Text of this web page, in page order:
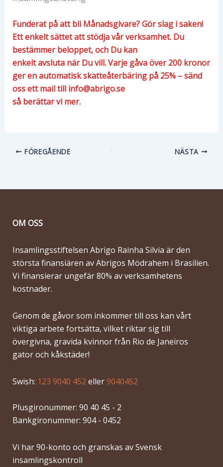
Funderat på att bli Månadsgivare? Gör slag i saken!
Ett enkelt sättet att stödja vår verksamhet. Du
bestämmer beloppet, och Du kan
enkelt avsluta när Du vill. Varje gåva över 200 kronor
ger en automatisk skatteåterbäring på 25% – sänd
oss ett mail till info@abrigo.se
så berättar vi mer.
FÖREGÅENDE NÄSTA
OM OSS
Insamlingsstiftelsen Abrigo Rainha Silvia är den
största finansiären av Abrigos Mödrahem i Brasilien.
Vi finansierar ungefär 80% av verksamhetens
kostnader.
Genom de gåvor som inkommer till oss kan vårt
viktiga arbete fortsätta, vilket riktar sig till
övergivna, gravida kvinnor från Rio de Janeiros
gator och kåkstäder!
Swish: 123 9040 452 eller9040452
Plusgironummer: 90 40 45 - 2
Bankgironummer: 904 - 0452
Vi har 90-konto och granskas av Svensk
insamlingskontroll